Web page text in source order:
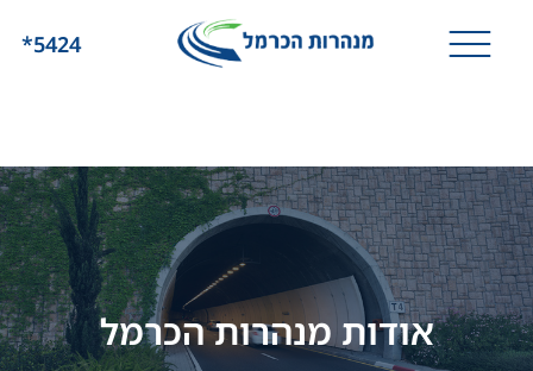
*5424
אודות מנהרות הכרמל